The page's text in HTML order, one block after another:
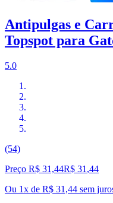
Antipulgas e
Topspot para
5.0
(54)
Preço R$ 31,44R$ 31 ,44
Ou 1x de R$ 31,44 sem